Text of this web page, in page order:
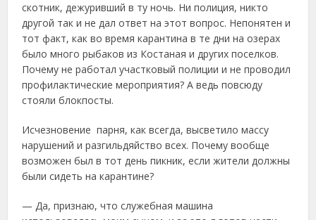
скотник, дежуривший в ту ночь. Ни полиция, никто
другой так и не дал ответ на этот вопрос. Непонятен и
тот факт, как во время карантина в те дни на озерах
было много рыбаков из Костаная и других поселков.
Почему не работал участковый полиции и не проводил
профилактические мероприятия? А ведь повсюду
стояли блокпосты.
Исчезновение парня, как всегда, высветило массу
нарушений и разгильдяйство всех. Почему вообще
возможен был в тот день пикник, если жители должны
были сидеть на карантине?
— Да, признаю, что служебная машина